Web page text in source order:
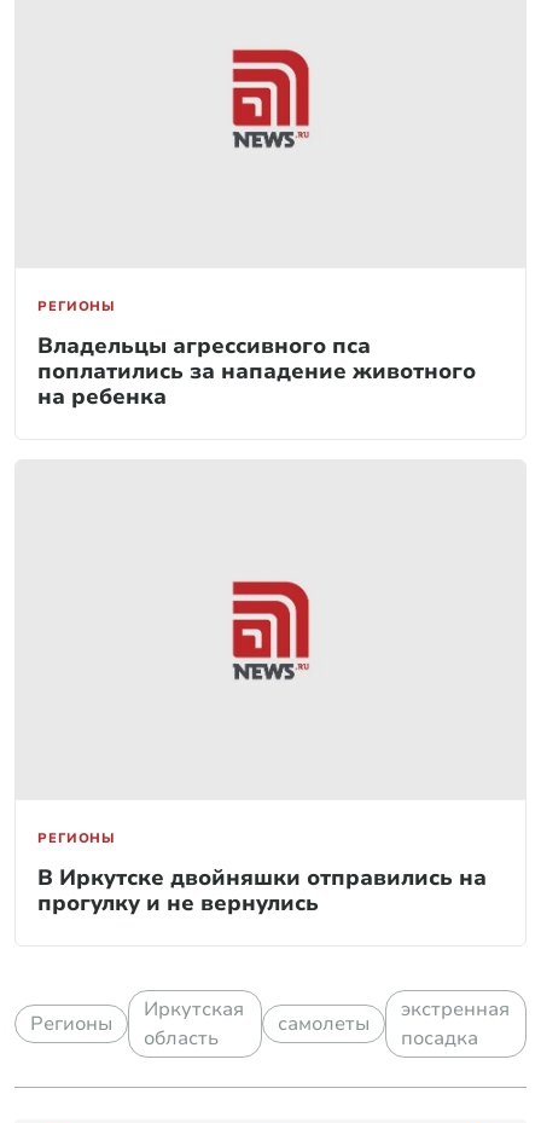
РЕГИОНЫ
Владельцы агрессивного пса
поплатились за нападение животного
на ребенка
РЕГИОНЫ
В Иркутске двойняшки отправились на
прогулку и не вернулись
Регионы
Иркутская
область
самолеты
экстренная
посадка